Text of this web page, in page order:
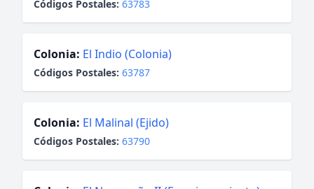
Códigos Postales: 63783
Colonia: El Indio (Colonia)
Códigos Postales: 63787
Colonia: El Malinal (Ejido)
Códigos Postales: 63790